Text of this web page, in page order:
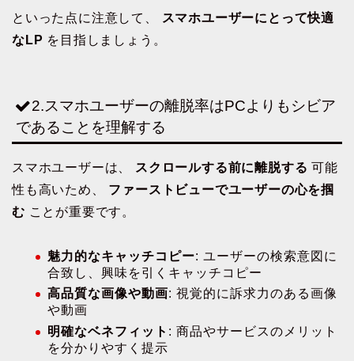
といった点に注意して、
スマホユーザーにとって快適
なLP を目指しましょう。
2.スマホユーザーの離脱率はPCよりもシビア
であることを理解する
スマホユーザーは、 スクロールする前に離脱する 可能
性も高いため、 ファーストビューでユーザーの心を掴
む ことが重要です。
魅力的なキャッチコピー: ユーザーの検索意図に
合致し、興味を引くキャッチコピー
高品質な画像や動画: 視覚的に訴求力のある画像
や動画
明確なベネフィット : 商品やサービスのメリット
を分かりやすく提示